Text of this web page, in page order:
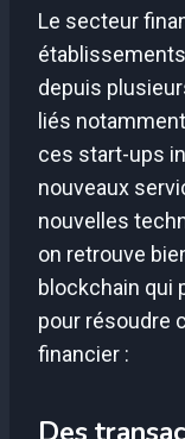
Le secteur
depuis
liés
ces start-ups
nouveaux
nouvelles
on retrouve
blockchain qui
pour résoudre
financier :